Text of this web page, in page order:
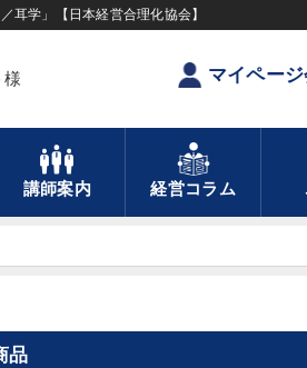
耳学」【日本経営合理化協会】
様 マイペー
講師案内 経営コラム
品